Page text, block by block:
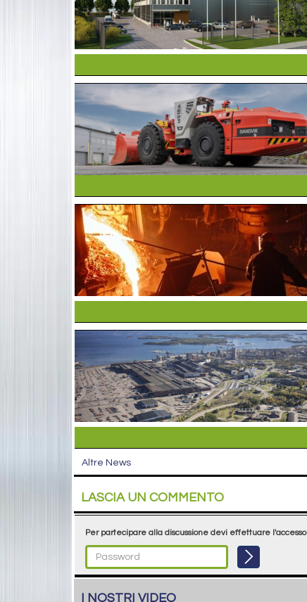
Altre News
LASCIA UN COMMENTO
Per partecipare alla discussione devi effettuare l'accesso
I NOSTRI VIDEO